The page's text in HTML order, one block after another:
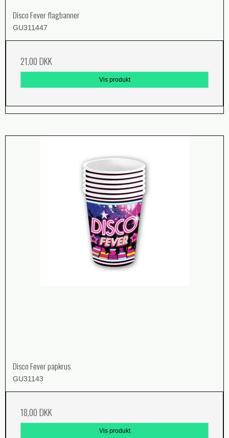
Disco Fever flagbanner
GU311447
21,00 DKK
Vis produkt
Disco Fever papkrus
GU31143
18,00 DKK
Vis produkt